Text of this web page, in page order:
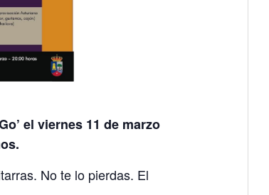
el viernes 11 de marzo
No te lo pierdas. El